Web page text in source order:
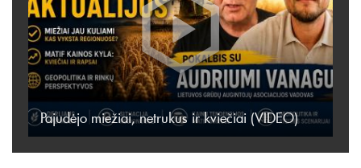
Pajudėjo miežiai, netrukus ir kviečiai (VIDEO)